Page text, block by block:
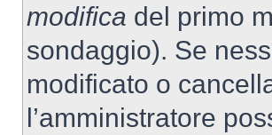
modifica del primo
sondaggio). Se
modificato o
l’amministratore